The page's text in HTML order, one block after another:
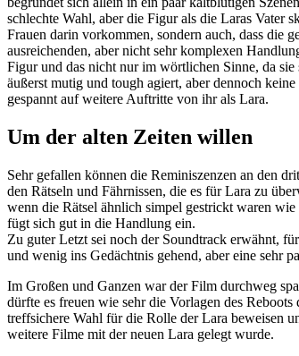
schlechte Wahl, aber die Figur als die Laras Vater
Frauen darin vorkommen, sondern auch, dass die
ausreichenden, aber nicht sehr komplexen
Figur und das nicht nur im wörtlichen Sinne, da
äußerst mutig und tough agiert, aber dennoch
gespannt auf weitere Auftritte von ihr als Lara.
Um der alten Zeiten willen
Sehr gefallen können die Reminiszenzen an den
den Rätseln und Fährnissen, die es für Lara zu
wenn die Rätsel ähnlich simpel gestrickt waren
fügt sich gut in die Handlung ein.
Zu guter Letzt sei noch der Soundtrack erwähnt,
und wenig ins Gedächtnis gehend, aber eine sehr
Im Großen und Ganzen war der Film durchweg
dürfte es freuen wie sehr die Vorlagen des
treffsichere Wahl für die Rolle der Lara beweisen
weitere Filme mit der neuen Lara gelegt wurde.